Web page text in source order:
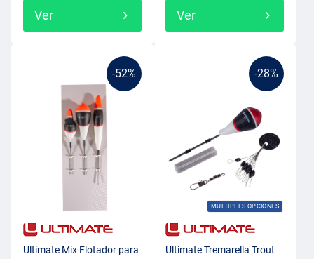
Ver Ver
-52%
Ultimate Mix Flotador para
-28%
MULTIPLES OPCIONES
Ultimate Tremarella Trout